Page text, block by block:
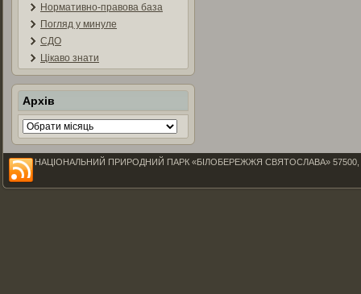
Нормативно-правова база
Погляд у минуле
СДО
Цікаво знати
Архів
Архів
НАЦІОНАЛЬНИЙ ПРИРОДНИЙ ПАРК «БІЛОБЕРЕЖЖЯ СВЯТОСЛАВА» 57500,